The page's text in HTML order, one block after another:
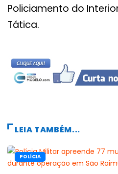
Policiamento do
Tática.
LEIA TAMBÉM...
POLÍCIA